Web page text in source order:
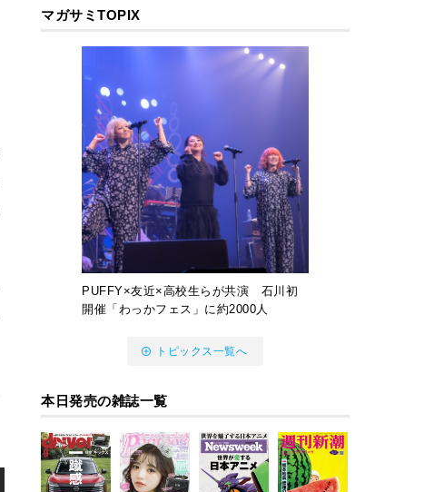
マガサミTOPIX
PUFFY×友近×高校生らが共演 石川初
開催「わっかフェス」に約2000人
トピックス一覧へ
本日発売の雑誌一覧